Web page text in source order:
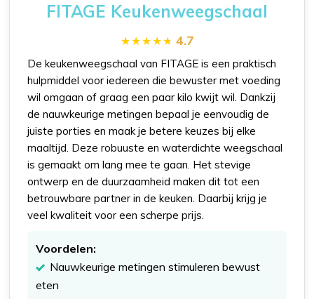
FITAGE Keukenweegschaal
4.7
De keukenweegschaal van FITAGE is een praktisch
hulpmiddel voor iedereen die bewuster met voeding
wil omgaan of graag een paar kilo kwijt wil. Dankzij
de nauwkeurige metingen bepaal je eenvoudig de
juiste porties en maak je betere keuzes bij elke
maaltijd. Deze robuuste en waterdichte weegschaal
is gemaakt om lang mee te gaan. Het stevige
ontwerp en de duurzaamheid maken dit tot een
betrouwbare partner in de keuken. Daarbij krijg je
veel kwaliteit voor een scherpe prijs.
Voordelen:
Nauwkeurige metingen stimuleren bewust
eten